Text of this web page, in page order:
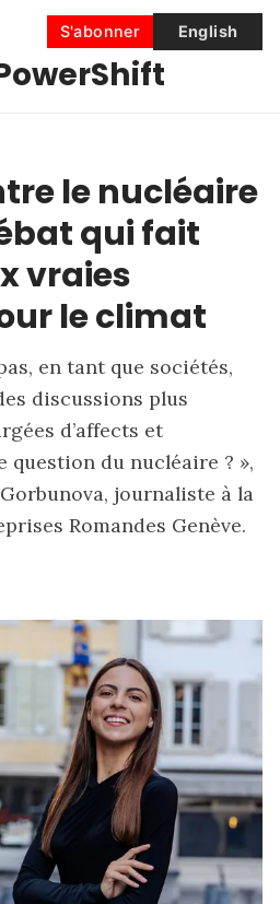
S'abonner English
le nucléaire
qui fait
vraies
le climat
en tant que sociétés,
discussions plus
d’affects et
question du nucléaire ? »,
journaliste à la
Romandes Genève.